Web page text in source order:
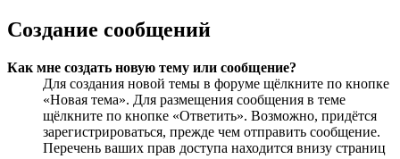
Создание сообщений
Как мне создать новую тему или сообщение?
Для создания новой темы в форуме щёлкните по кнопке
«Новая тема». Для размещения сообщения в теме
щёлкните по кнопке «Ответить». Возможно, придётся
зарегистрироваться, прежде чем отправить сообщение.
Перечень ваших прав доступа находится внизу страниц